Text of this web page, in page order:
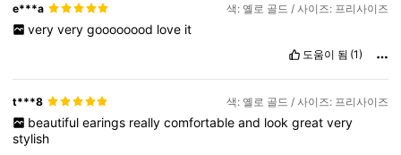
e***a 색: 옐로 골드 / 사이즈: 프리사이즈
very very goooooood love it
도움이 됨 (1)
t***8 색: 옐로 골드 / 사이즈: 프리사이즈
beautiful earings really comfortable and look great very
stylish